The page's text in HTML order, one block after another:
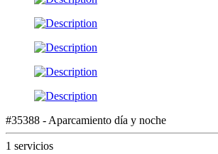
#35388 - Aparcamiento día y noche
1 servicios